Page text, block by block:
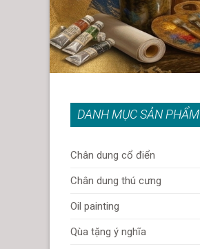
DANH MỤC SẢN PHẨM
Chân dung cổ điển
Chân dung thú cưng
Oil painting
Qùa tặng ý nghĩa